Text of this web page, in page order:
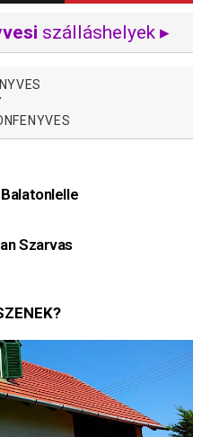
szálláshelyek ▸
Szarvas